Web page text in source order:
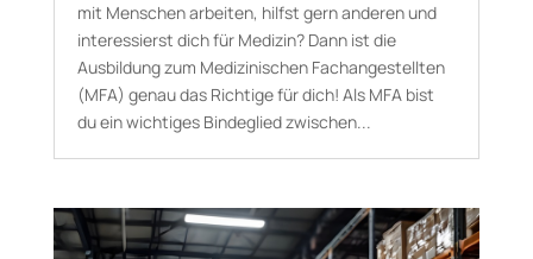
mit Menschen arbeiten, hilfst gern anderen und
interessierst dich für Medizin? Dann ist die
Ausbildung zum Medizinischen Fachangestellten
(MFA) genau das Richtige für dich! Als MFA bist
du ein wichtiges Bindeglied zwischen...